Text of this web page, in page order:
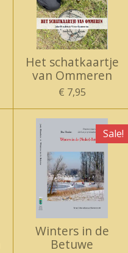
Het schatkaartje
van Ommeren
€ 7,95
Sale!
Winters in de
Betuwe